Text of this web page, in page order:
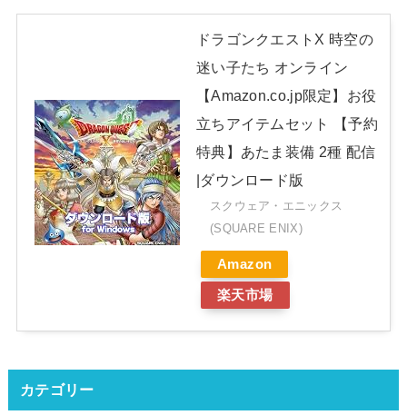
ドラゴンクエストX 時空の
迷い子たち オンライン
【Amazon.co.jp限定】お役
立ちアイテムセット 【予約
特典】あたま装備 2種 配信
|ダウンロード版
スクウェア・エニックス
(SQUARE ENIX)
Amazon
楽天市場
カテゴリー